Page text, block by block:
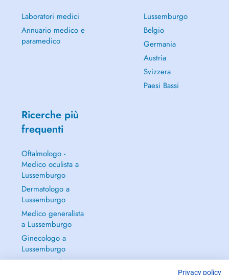
Laboratori medici
Annuario medico e
paramedico
Lussemburgo
Belgio
Germania
Austria
Svizzera
Paesi Bassi
Ricerche più
frequenti
Oftalmologo -
Medico oculista a
Lussemburgo
Dermatologo a
Lussemburgo
Medico generalista
a Lussemburgo
Ginecologo a
Lussemburgo
Continua a leggere
Privacy policy